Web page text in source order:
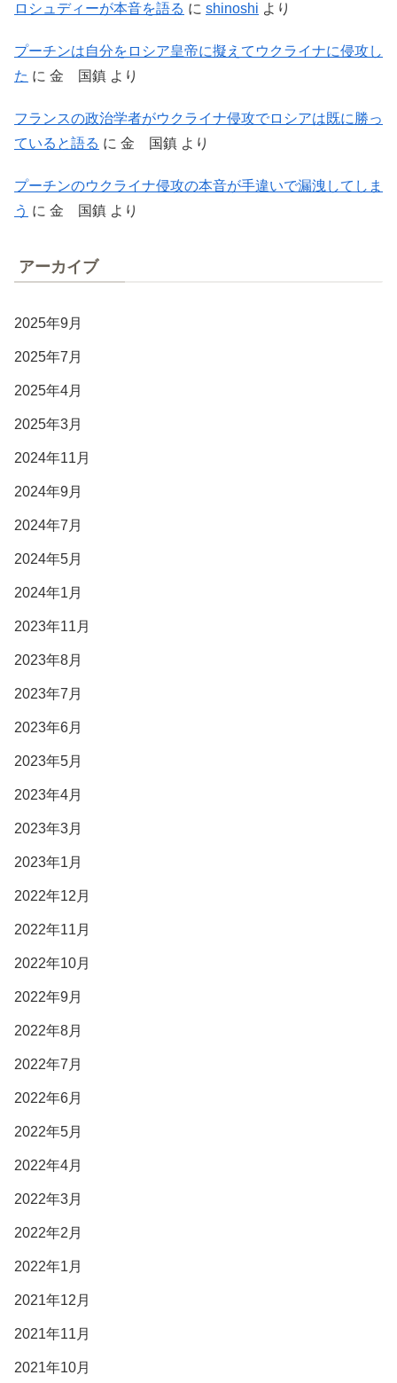
ロシュディーが本音を語る に shinoshi より
プーチンは自分をロシア皇帝に擬えてウクライナに侵攻し
た に 金 国鎮 より
フランスの政治学者がウクライナ侵攻でロシアは既に勝っ
ていると語る に 金 国鎮 より
プーチンのウクライナ侵攻の本音が手違いで漏洩してしま
う に 金 国鎮 より
アーカイブ
2025年9月
2025年7月
2025年4月
2025年3月
2024年11月
2024年9月
2024年7月
2024年5月
2024年1月
2023年11月
2023年8月
2023年7月
2023年6月
2023年5月
2023年4月
2023年3月
2023年1月
2022年12月
2022年11月
2022年10月
2022年9月
2022年8月
2022年7月
2022年6月
2022年5月
2022年4月
2022年3月
2022年2月
2022年1月
2021年12月
2021年11月
2021年10月